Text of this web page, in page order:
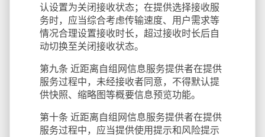
认设置为关闭接收状态；在提供选择接收服
务时，应当综合考虑传输速度、用户需求等
情况合理设置接收时长，超过接收时长后自
动切换至关闭接收状态。
第九条 近距离自组网信息服务提供者在提供
服务过程中，未经接收者同意，不得默认提
供快照、缩略图等概要信息预览功能。
第十条 近距离自组网信息服务提供者在提供
服务过程中，应当提供使用提示和风险提示